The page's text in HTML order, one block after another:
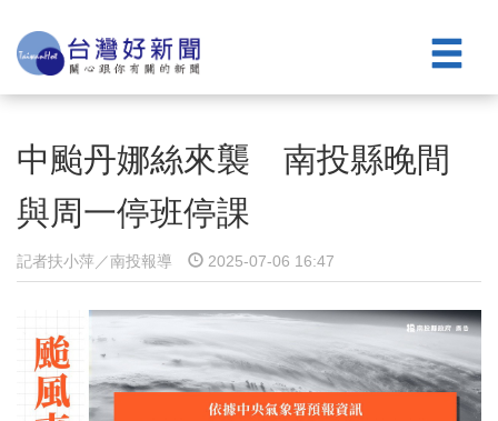
中颱丹娜絲來襲 南投縣晚間
與周一停班停課
記者扶小萍／南投報導 2025-07-06 16:47